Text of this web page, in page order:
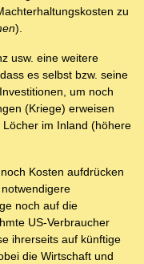
zu
).
usw. eine weitere
es selbst bzw. seine
um noch
(Kriege) erweisen
im Inland (höhere
Kosten aufdrücken
noch auf die
US-Verbraucher
ihrerseits auf künftige
die Wirtschaft und